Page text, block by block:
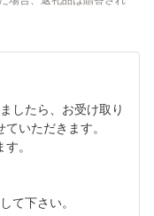
したら、お受け取り
いただきます。
。
て下さい。